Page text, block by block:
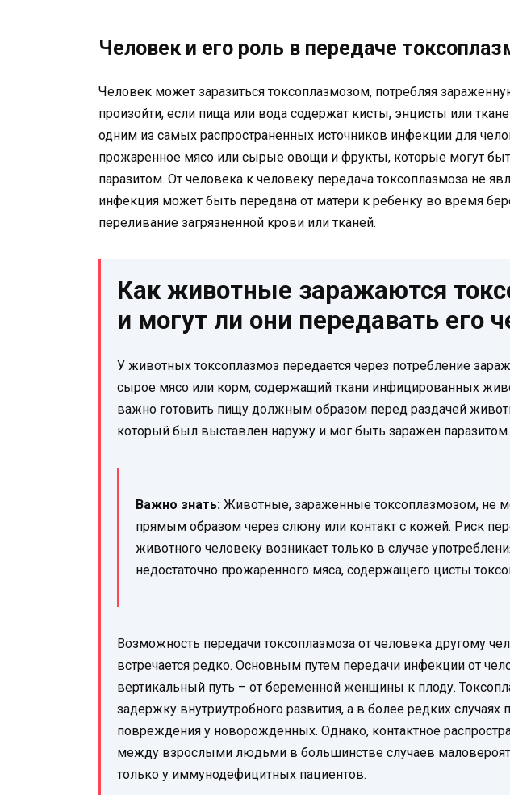
Человек и его роль в передаче
Человек может заразиться токсоплазмозом, потребляя
произойти, если пища или вода содержат кисты, энцисты или
одним из самых распространенных источников инфекции для
прожаренное мясо или сырые овощи и фрукты, которые могут
паразитом. От человека к человеку передача токсоплазмоза не
инфекция может быть передана от матери к ребенку во время
переливание загрязненной крови или тканей.
Как животные заражаются
и могут ли они передавать его
У животных токсоплазмоз передается через потребление
сырое мясо или корм, содержащий ткани инфицированных
важно готовить пищу должным образом перед раздачей
который был выставлен наружу и мог быть заражен паразитом.
Важно знать: Животные, зараженные токсоплазмозом, не
прямым образом через слюну или контакт с кожей. Риск
животного человеку возникает только в случае
недостаточно прожаренного мяса, содержащего цисты
Возможность передачи токсоплазмоза от человека другому
встречается редко. Основным путем передачи инфекции от
вертикальный путь – от беременной женщины к плоду.
задержку внутриутробного развития, а в более редких случаях
повреждения у новорожденных. Однако, контактное
между взрослыми людьми в большинстве случаев
только у иммунодефицитных пациентов.